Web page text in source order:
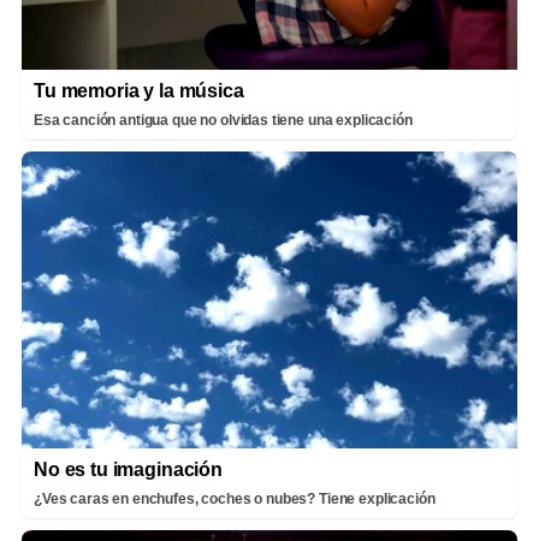
Tu memoria y la música
Esa canción antigua que no olvidas tiene una explicación
No es tu imaginación
¿Ves caras en enchufes, coches o nubes? Tiene explicación